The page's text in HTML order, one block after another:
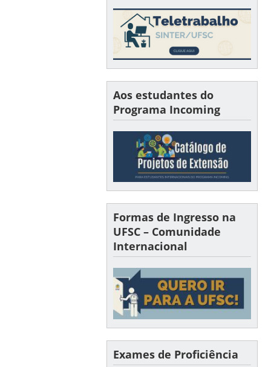
Aos estudantes do
Programa Incoming
Formas de Ingresso na
UFSC – Comunidade
Internacional
Exames de Proficiência